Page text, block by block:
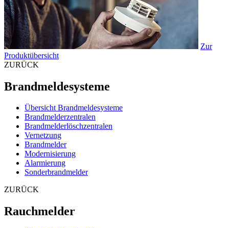
Zur
Produktübersicht
ZURÜCK
Brandmeldesysteme
Übersicht Brandmeldesysteme
Brandmelderzentralen
Brandmelderlöschzentralen
Vernetzung
Brandmelder
Modernisierung
Alarmierung
Sonderbrandmelder
ZURÜCK
Rauchmelder